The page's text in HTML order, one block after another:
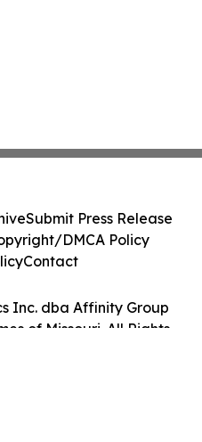
Inc. dba Affinity Group
of Missouri. All Rights
Submit Press Release
DMCA Policy
Contact